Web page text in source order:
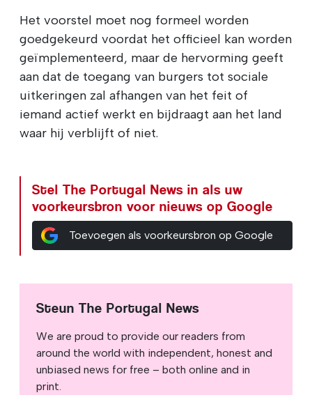
Het voorstel moet nog formeel worden
goedgekeurd voordat het officieel kan worden
geïmplementeerd, maar de hervorming geeft
aan dat de toegang van burgers tot sociale
uitkeringen zal afhangen van het feit of
iemand actief werkt en bijdraagt aan het land
waar hij verblijft of niet.
Stel The Portugal News in als uw
voorkeursbron voor nieuws op Google
Toevoegen als voorkeursbron op Google
Steun The Portugal News
We are proud to provide our readers from
around the world with independent, honest and
unbiased news for free – both online and in
print.